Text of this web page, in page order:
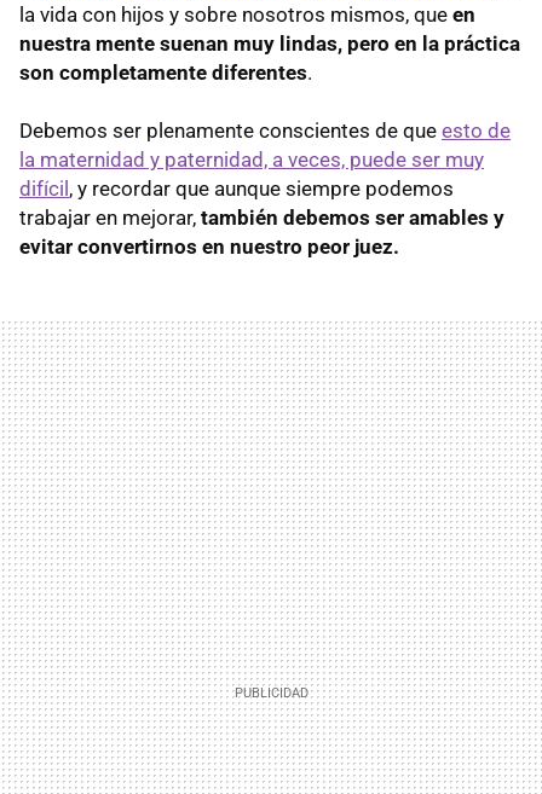
la vida con hijos y sobre nosotros mismos, que en
nuestra mente suenan muy lindas, pero en la práctica
son completamente diferentes.
Debemos ser plenamente conscientes de que esto de
la maternidad y paternidad, a veces, puede ser muy
difícil, y recordar que aunque siempre podemos
trabajar en mejorar, también debemos ser amables y
evitar convertirnos en nuestro peor juez.